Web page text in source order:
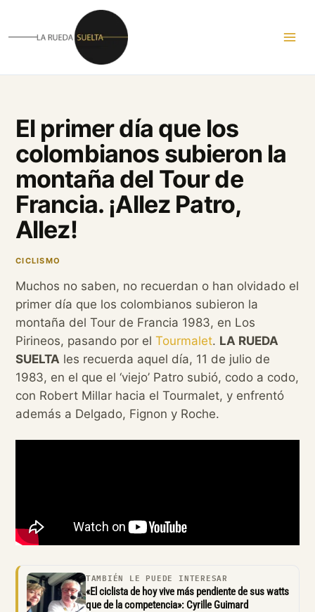
contenido
El primer día que los
colombianos subieron la
montaña del Tour de
Francia. ¡Allez Patro,
Allez!
CICLISMO
Muchos no saben, no recuerdan o han olvidado el
primer día que los colombianos subieron la
montaña del Tour de Francia 1983, en Los
Pirineos, pasando por el Tourmalet. LA RUEDA
SUELTA les recuerda aquel día, 11 de julio de
1983, en el que el ‘viejo’ Patro subió, codo a codo,
con Robert Millar hacia el Tourmalet, y enfrentó
además a Delgado, Fignon y Roche.
TAMBIÉN LE PUEDE INTERESAR
«El ciclista de hoy vive más pendiente de sus watts
que de la competencia»: Cyrille Guimard